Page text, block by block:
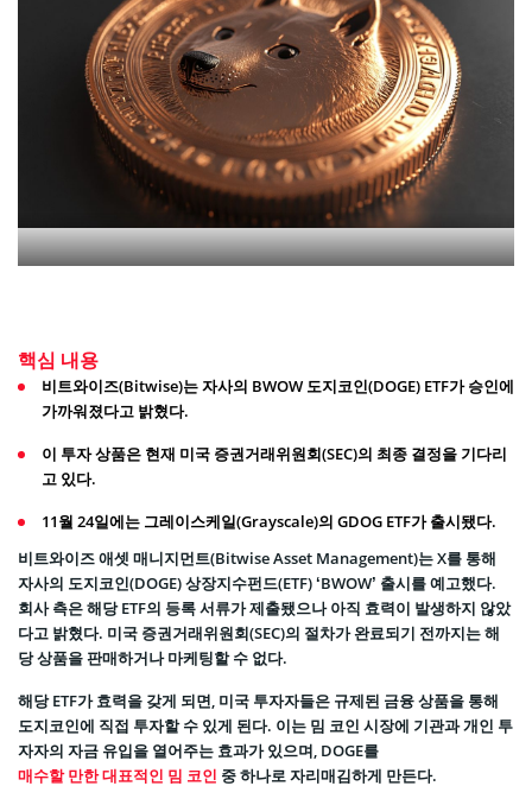
핵심 내용
비트와이즈(Bitwise)는 자사의 BWOW 도지코인(DOGE) ETF가 승인에
가까워졌다고 밝혔다.
이 투자 상품은 현재 미국 증권거래위원회(SEC)의 최종 결정을 기다리
고 있다.
11월 24일에는 그레이스케일(Grayscale)의 GDOG ETF가 출시됐다.
비트와이즈 애셋 매니지먼트(Bitwise Asset Management)는 X를 통해
자사의 도지코인(DOGE) 상장지수펀드(ETF) ‘BWOW’ 출시를 예고했다.
회사 측은 해당 ETF의 등록 서류가 제출됐으나 아직 효력이 발생하지 않았
다고 밝혔다. 미국 증권거래위원회(SEC)의 절차가 완료되기 전까지는 해
당 상품을 판매하거나 마케팅할 수 없다.
해당 ETF가 효력을 갖게 되면, 미국 투자자들은 규제된 금융 상품을 통해
도지코인에 직접 투자할 수 있게 된다. 이는 밈 코인 시장에 기관과 개인 투
자자의 자금 유입을 열어주는 효과가 있으며, DOGE를
매수할 만한 대표적인 밈 코인 중 하나로 자리매김하게 만든다.